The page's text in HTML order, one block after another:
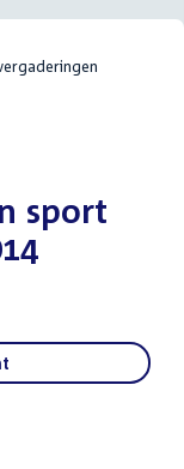
sport